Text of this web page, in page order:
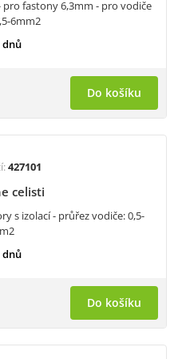
fastony 6,3mm - pro vodiče
6mm2
dnů
Do košíku
427101
celisti
s izolací - průřez vodiče: 0,5-
dnů
Do košíku